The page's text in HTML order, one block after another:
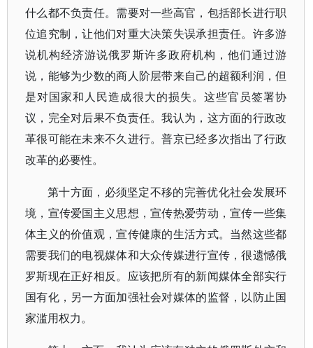
什么都不负责任。需要对一些高官，包括部长进行职
位追究制，让他们对重大决策失误承担责任。许多游
说机构经济游说俄罗斯许多政府机构，他们通过游
说，能够为少数的商人阶层带来自己的超额利润，但
是对国家和人民造成很大的损失。这些官员签署协
议，完全对后果不负责任。我认为，这方面的行政改
革很可能在未来不久进行。普京已经多次指出了行政
改革的必要性。
第十方面，必须坚定不移的完善优化社会发展环
境，宣传爱国主义思想，宣传热爱劳动，宣传一些集
体主义的价值观，宣传健康的生活方式。当然这些都
需要我们的电视媒体和大众传媒进行宣传，很遗憾俄
罗斯现在正好相反。应该把所有的新闻媒体全部实行
国有化，另一方面加强社会对媒体的监督，以防止国
家滥用权力。